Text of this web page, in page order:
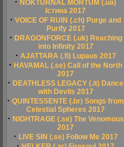
NOKTURNAL MORTUM (.ua)
Істина 2017
· VOICE OF RUIN (.ch) Purge and
Purify 2017
· DRAGONFORCE (.uk) Reaching
into Infinity 2017
· AJATTARA (.fi) Lupaus 2017
· HAVAMAL (.se) Call of the North
2017
· DEATHLESS LEGACY (.it) Dance
with Devils 2017
· QUINTESSENTE (.br) Songs from
Celestial Spheres 2017
· NIGHTRAGE (.se) The Venomous
2017
· LIVE SIN (.se) Follow Me 2017